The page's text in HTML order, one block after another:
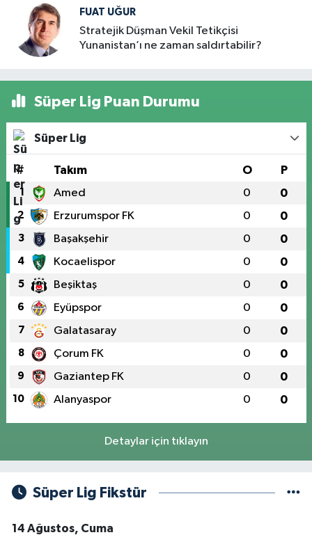
FUAT UĞUR
Stratejik Düşman Vekil Tetikçisi
Yunanistan’ı ne zaman saldırtabilir?
Süper Lig Puan Durumu
Süper Lig
# Takım O P
1 Amed 0 0
2 Erzurumspor FK 0 0
3 Başakşehir 0 0
4 Kocaelispor 0 0
5 Beşiktaş 0 0
6 Eyüpspor 0 0
7 Galatasaray 0 0
8 Çorum FK 0 0
9 Gaziantep FK 0 0
10 Alanyaspor 0 0
Detaylar için tıklayın
Süper Lig Fikstür
14 Ağustos, Cuma